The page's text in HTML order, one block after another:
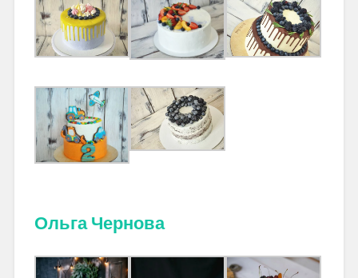
Ольга Чернова